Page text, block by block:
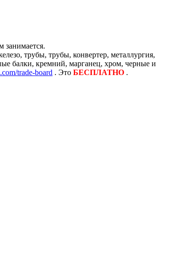
трубы, трубы, конвертер, металлургия,
балки, кремний, марганец, хром, черные и
trade-board . Это БЕСПЛАТНО .